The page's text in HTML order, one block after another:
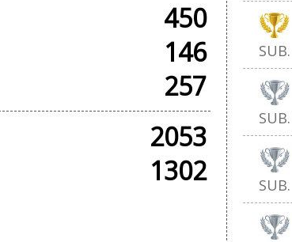
450
146
257
2053
1302